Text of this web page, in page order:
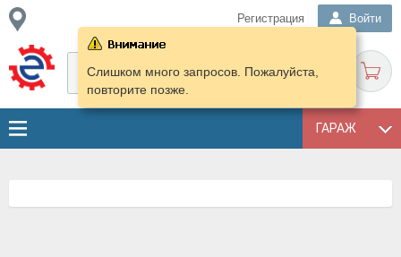
Регистрация Войти
ГАРАЖ
Слишком много запросов. Пожалуйста,
повторите позже.